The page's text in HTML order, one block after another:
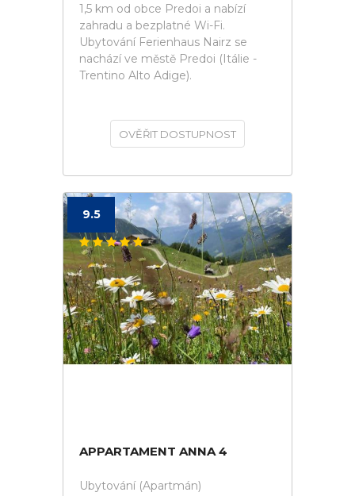
1,5 km od obce Predoi a nabízí
zahradu a bezplatné Wi-Fi.
Ubytování Ferienhaus Nairz se
nachází ve městě Predoi (Itálie -
Trentino Alto Adige).
OVĚŘIT DOSTUPNOST
9.5
APPARTAMENT ANNA 4
Ubytování (Apartmán)